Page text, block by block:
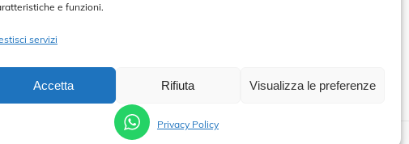
e funzioni.
servizi
Accetta Rifiuta Visualizza le preferenze
Privacy Policy
P. IVA 02227590698 – DEVELOPED BY